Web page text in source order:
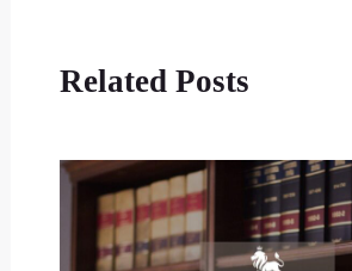
Related Posts